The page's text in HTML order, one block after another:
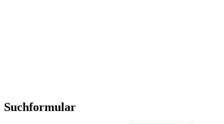
Suchformular